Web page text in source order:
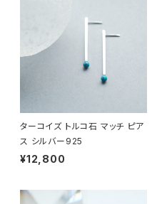
ターコイズ トルコ石 マッチ ピア
ス シルバー925
¥12,800